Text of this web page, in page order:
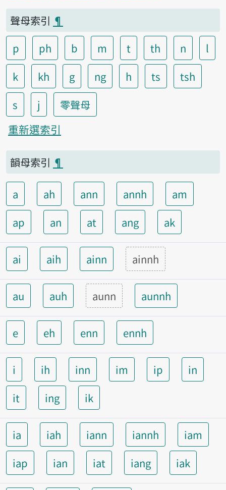
聲母索引 ¶
p
ph b m t th n
l
k
kh g ng h ts
tsh
s
j
零聲母
重新選索引
韻母索引 ¶
a ah ann annh
am
ap
an at ang ak
ai aih ainn ainnh
au auh aunn aunnh
e eh enn ennh
i ih inn im ip
in
it
ing ik
ia iah iann iannh
iam
iap
ian iat iang iak